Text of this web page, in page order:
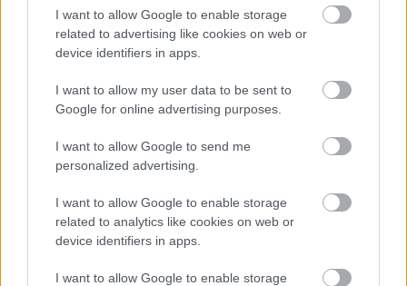
I want to allow Google to enable storage
related to advertising like cookies on web or
device identifiers in apps.
I want to allow my user data to be sent to
Google for online advertising purposes.
I want to allow Google to send me
personalized advertising.
I want to allow Google to enable storage
related to analytics like cookies on web or
device identifiers in apps.
I want to allow Google to enable storage
Mephisto a tengerparton
Dugótánc
Vetélkedő társművészetek